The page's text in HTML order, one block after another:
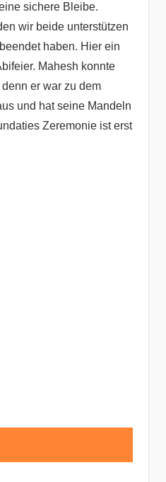
sichere Bleibe.
wir beide unterstützen
haben. Hier ein
Mahesh konnte
er war zu dem
und hat seine Mandeln
Zeremonie ist erst